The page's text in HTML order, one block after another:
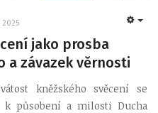
2025
jako prosba
a závazek věrnosti
kněžského svěcení se
k působení a milosti Ducha